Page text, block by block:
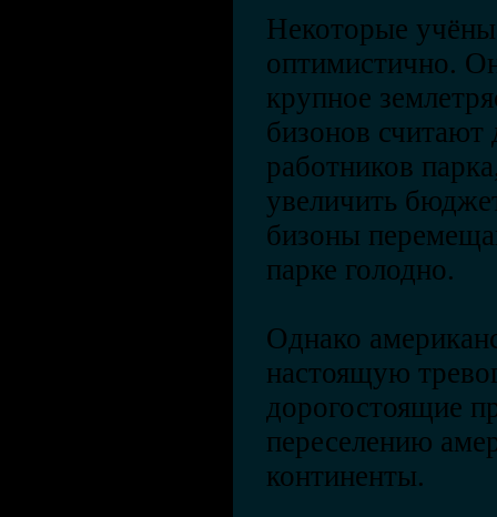
Некоторые
оптимистично.
крупное
бизонов
работников
увеличить
бизоны
парке голодно.
Однако
настоящую
дорогостоящие
переселению
континенты.